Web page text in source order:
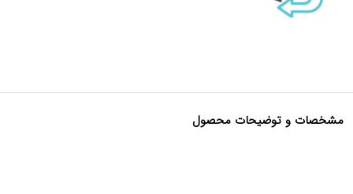
مشخصات و توضیحات محصول